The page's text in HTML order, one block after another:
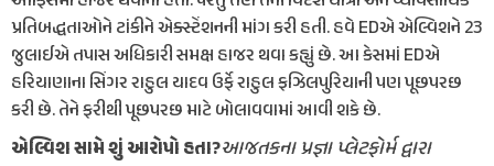
પ્રતિબદ્ધતાઓને ટાંકીને એક્સ્ટેંશનની માંગ કરી હતી. હવે EDએ એલ્વિશને 23
જુલાઈએ તપાસ અધિકારી સમક્ષ હાજર થવા કહ્યું છે. આ કેસમાં EDએ
હરિયાણાના સિંગર રાહુલ યાદવ ઉર્ફે રાહુલ ફઝિલપુરિયાની પણ પૂછપરછ
કરી છે. તેને ફરીથી પૂછપરછ માટે બોલાવવામાં આવી શકે છે.
એલ્વિશ સામે શું આરોપો હતા?આજતકના પ્રજ્ઞા પ્લેટફોર્મ દ્વારા